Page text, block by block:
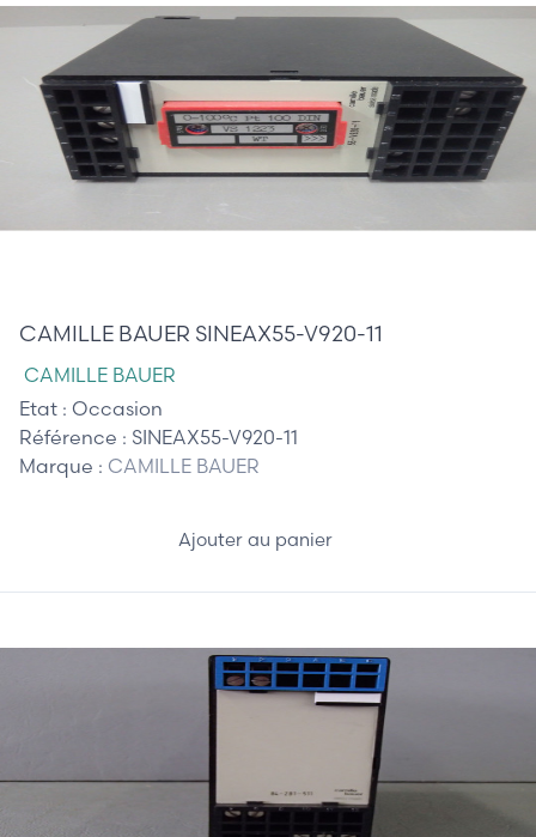
CAMILLE BAUER SINEAX55-V920-11
CAMILLE BAUER
Etat : Occasion
Référence : SINEAX55-V920-11
Marque : CAMILLE BAUER
Ajouter au panier